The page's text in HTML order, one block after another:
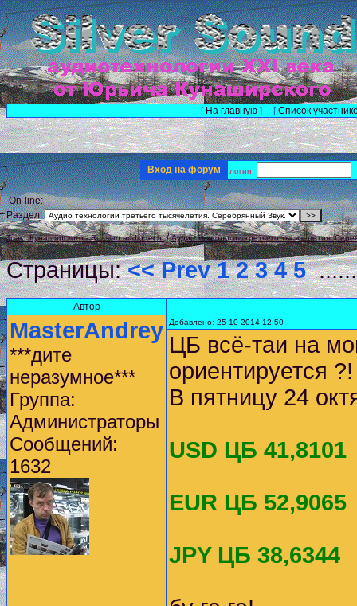
[ На главную] -- [Список
Вход на форум логин
On-line:
Раздел:
Тракт Кунаширского - Russian audio tech!/Аудио технологии третьего тысячелетия.
Страницы:<< Prev 1 2 3 4 5
Автор
MasterAndrey
***дите
неразумное***
Группа:
Администраторы
Сообщений:
1632
Добавлено: 25-10-2014 12:50
ЦБ всё-таи на
ориентируется
В пятницу 24
USD ЦБ 41,8101
EUR ЦБ 52,9065
JPY ЦБ 38,6344